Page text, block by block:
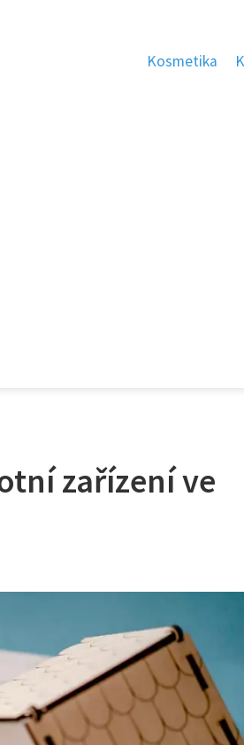
Kosmetika
zařízení ve